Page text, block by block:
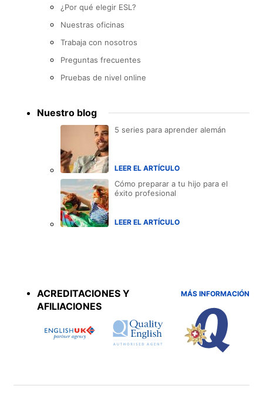
¿Por qué elegir ESL?
Nuestras oficinas
Trabaja con nosotros
Preguntas frecuentes
Pruebas de nivel online
Nuestro blog
5 series para aprender alemán
LEER EL ARTÍCULO
Cómo preparar a tu hijo para el
éxito profesional
LEER EL ARTÍCULO
ACREDITACIONES Y
AFILIACIONES
MÁS INFORMACIÓN